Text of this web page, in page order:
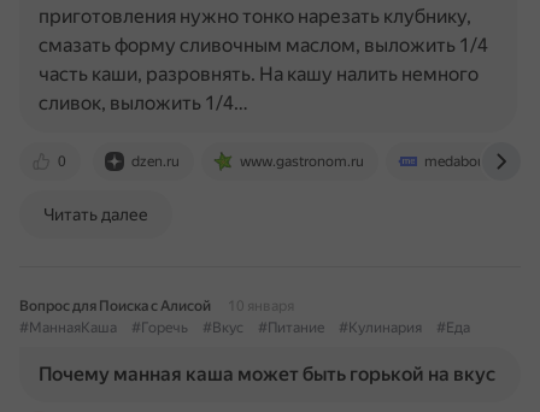
0 dzen.ru www.gastronom.ru medaboutme.ru
приготовления нужно тонко нарезать клубнику,
смазать форму сливочным маслом, выложить 1/4
часть каши, разровнять. На кашу налить немного
сливок, выложить 1/4…
Читать далее
Вопрос для Поиска с Алисой
10 января
#МаннаяКаша
#Горечь #Вкус #Питание #Кулинария #Еда
Почему манная каша может быть горькой на вкус